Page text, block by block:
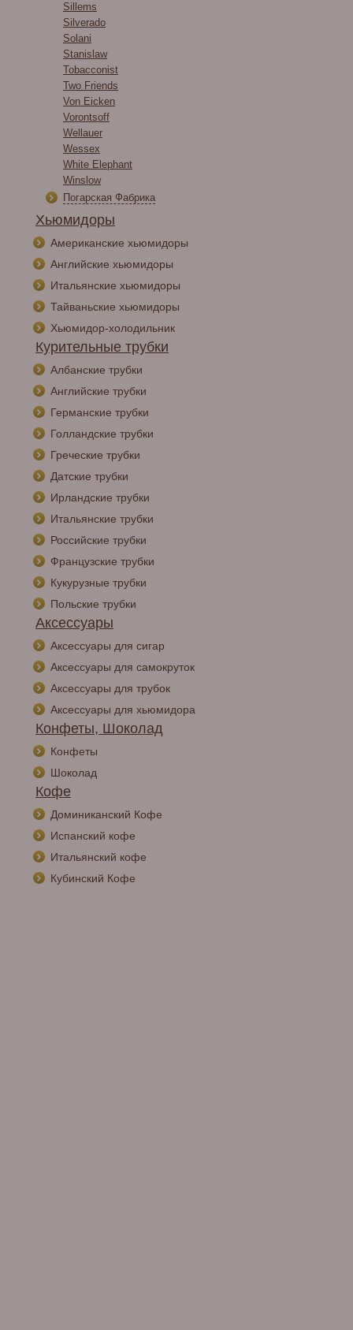
Sillems
Silverado
Solani
Stanislaw
Tobacconist
Two Friends
Von Eicken
Vorontsoff
Wellauer
Wessex
White Elephant
Winslow
Погарская Фабрика
Хьюмидоры
Американские хьюмидоры
Английские хьюмидоры
Итальянские хьюмидоры
Тайваньские хьюмидоры
Хьюмидор-холодильник
Курительные трубки
Албанские трубки
Английские трубки
Германские трубки
Голландские трубки
Греческие трубки
Датские трубки
Ирландские трубки
Итальянские трубки
Российские трубки
Французские трубки
Кукурузные трубки
Польские трубки
Аксессуары
Аксессуары для сигар
Аксессуары для самокруток
Аксессуары для трубок
Аксессуары для хьюмидора
Конфеты, Шоколад
Конфеты
Шоколад
Кофе
Доминиканский Кофе
Испанский кофе
Итальянский кофе
Кубинский Кофе